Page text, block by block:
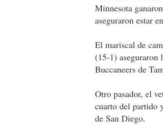
Minnesota
aseguraron estar
El mariscal de
(15-1) aseguraron
Buccaneers de
Otro pasador, el
cuarto del partido
de San Diego.